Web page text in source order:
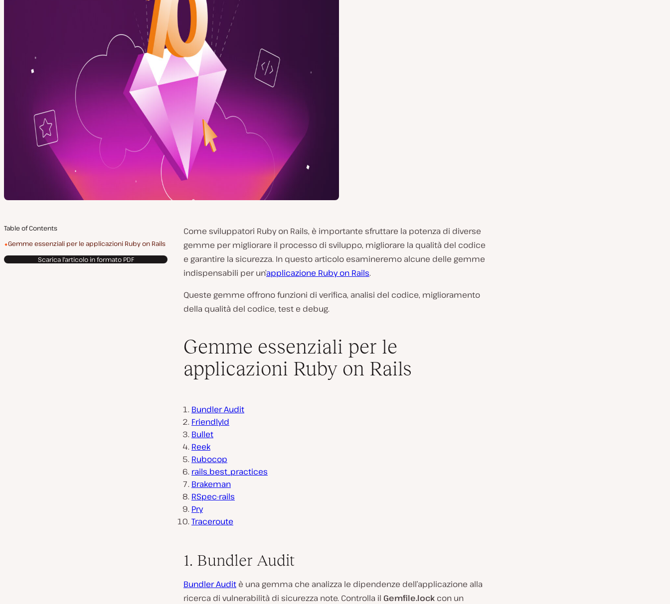
Table of Contents
Gemme essenziali per le applicazioni Ruby on Rails
Scarica l'articolo in formato PDF
Come sviluppatori Ruby on Rails, è importante sfruttare la potenza di diverse
gemme per migliorare il processo di sviluppo, migliorare la qualità del codice
e garantire la sicurezza. In questo articolo esamineremo alcune delle gemme
indispensabili per un’applicazione Ruby on Rails.
Queste gemme offrono funzioni di verifica, analisi del codice, miglioramento
della qualità del codice, test e debug.
Gemme essenziali per le
applicazioni Ruby on Rails
Bundler Audit
FriendlyId
Bullet
Reek
Rubocop
rails_best_practices
Brakeman
RSpec-rails
Pry
Traceroute
1. Bundler Audit
Bundler Audit è una gemma che analizza le dipendenze dell’applicazione alla
ricerca di vulnerabilità di sicurezza note. Controlla il Gemfile.lock con un